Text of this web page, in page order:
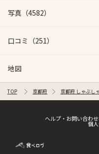
写真 （4582）
口コミ （251）
地図
TOP 京都府 京都府 しゃぶし
ヘルプ・お問い合わせ
個